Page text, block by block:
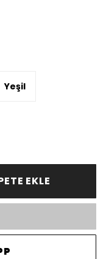
Yeşil
EKLE